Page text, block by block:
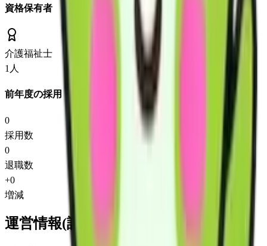
資格保有者
介護福祉士
1 人
前年度の採用・退職
0
採用数
0
退職数
+0
増減
運営情報(詳細)